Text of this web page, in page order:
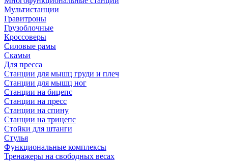
Мультистанции
Гравитроны
Грузоблочные
Кроссоверы
Силовые рамы
Скамьи
Для пресса
Станции для мышц груди и плеч
Станции для мышц ног
Станции на бицепс
Станции на пресс
Станции на спину
Станции на трицепс
Стойки для штанги
Стулья
Функциональные комплексы
Тренажеры на свободных весах